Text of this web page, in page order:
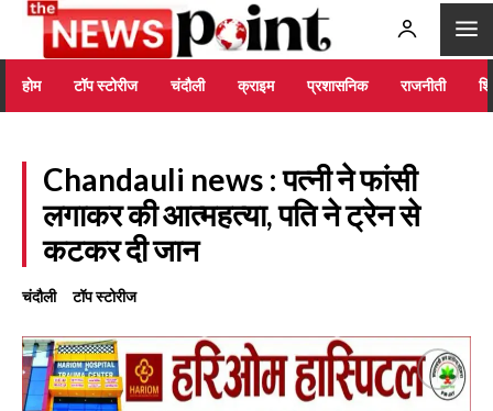
होम टॉप स्टोरीज चंदौली क्राइम प्रशासनिक राजनीती
Chandauli news : पत्नी ने फांसी
लगाकर की आत्महत्या, पति ने ट्रेन से
कटकर दी जान
चंदौली टॉप स्टोरीज